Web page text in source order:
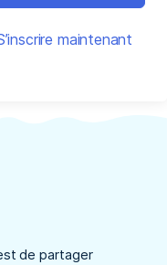
maintenant
de partager